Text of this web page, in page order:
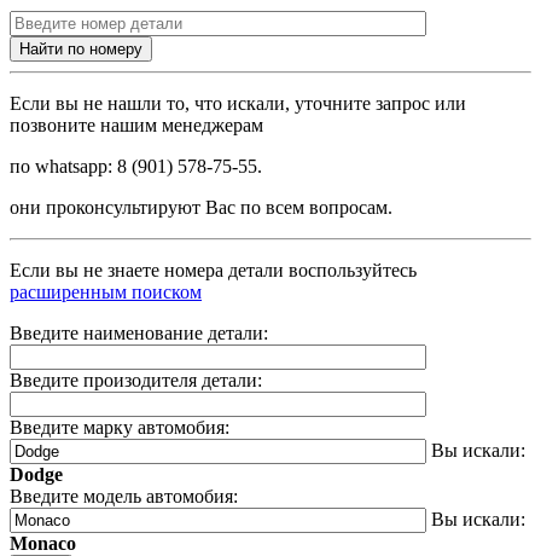
Найти по номеру
Если вы не нашли то, что искали, уточните запрос или
позвоните нашим менеджерам
по whatsapp: 8 (901) 578-75-55.
они проконсультируют Вас по всем вопросам.
Если вы не знаете номера детали воспользуйтесь
расширенным поиском
Введите наименование детали:
Введите произодителя детали:
Введите марку автомобия:
Вы искали:
Dodge
Введите модель автомобия:
Вы искали:
Monaco